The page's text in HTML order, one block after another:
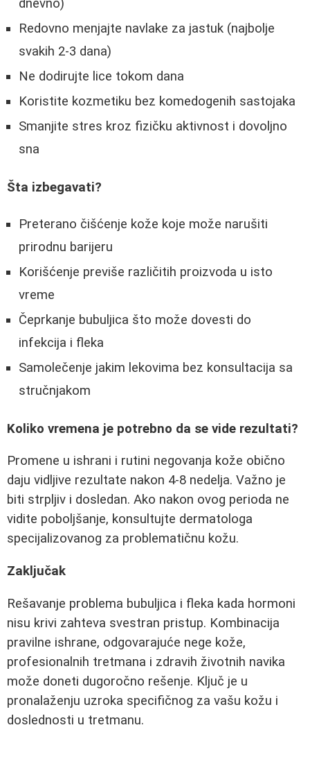
dnevno)
Redovno menjajte navlake za jastuk (najbolje
svakih 2-3 dana)
Ne dodirujte lice tokom dana
Koristite kozmetiku bez komedogenih sastojaka
Smanjite stres kroz fizičku aktivnost i dovoljno
sna
Šta izbegavati?
Preterano čišćenje kože koje može narušiti
prirodnu barijeru
Korišćenje previše različitih proizvoda u isto
vreme
Čeprkanje bubuljica što može dovesti do
infekcija i fleka
Samolečenje jakim lekovima bez konsultacija sa
stručnjakom
Koliko vremena je potrebno da se vide rezultati?
Promene u ishrani i rutini negovanja kože obično
daju vidljive rezultate nakon 4-8 nedelja. Važno je
biti strpljiv i dosledan. Ako nakon ovog perioda ne
vidite poboljšanje, konsultujte dermatologa
specijalizovanog za problematičnu kožu.
Zaključak
Rešavanje problema bubuljica i fleka kada hormoni
nisu krivi zahteva svestran pristup. Kombinacija
pravilne ishrane, odgovarajuće nege kože,
profesionalnih tretmana i zdravih životnih navika
može doneti dugoročno rešenje. Ključ je u
pronalaženju uzroka specifičnog za vašu kožu i
doslednosti u tretmanu.